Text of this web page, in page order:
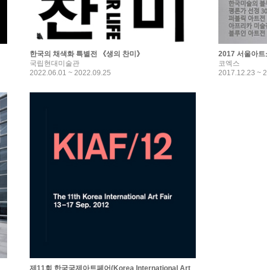
한국의 채색화 특별전 《생의 찬미》
국립현대미술관
2022.06.01 ~ 2022.09.25
2017 서울아트
코엑스
2017.12.23 ~
제11회 한국국제아트페어(Korea International Art